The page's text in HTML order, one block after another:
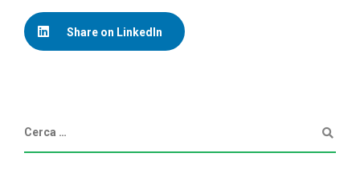
Share on LinkedIn